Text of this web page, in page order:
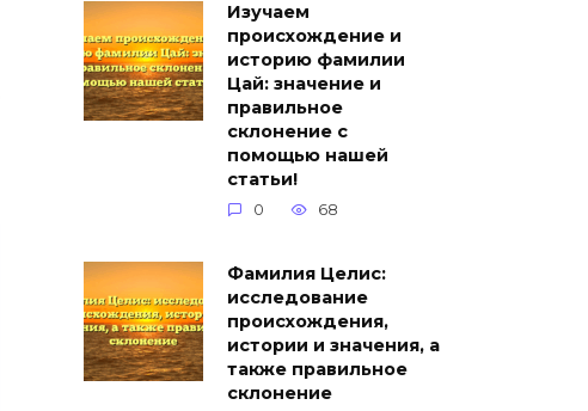
Изучаем
происхождение и
историю фамилии
Цай: значение и
правильное
склонение с
помощью нашей
статьи!
0 68
Фамилия Целис:
исследование
происхождения,
истории и значения, а
также правильное
склонение